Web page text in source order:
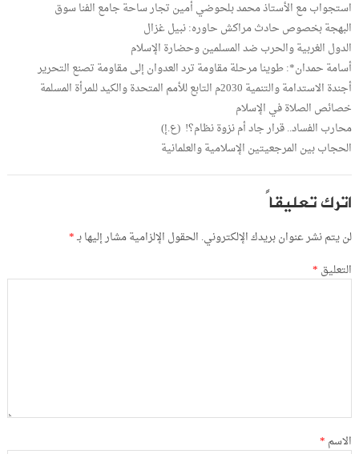
استجواب مع الأستاذ محمد بلحوضي أمين تجار ساحة جامع الفنا سوق
البهجة بخصوص حادث مراكش حاوره: نبيل غزال
الدول الغربية والحرب ضد المسلمين وحضارة الإسلام
أسامة حمدان*: طوينا مرحلة مقاومة ترد العدوان إلى مقاومة تصنع التحرير
أجندة الاستدامة والتنمية 2030م التابع للأمم المتحدة والكيد للمرأة المسلمة
خصائص الصلاة في الإسلام
محارب الفساد.. قرار جاد أم نزوة نظام؟! (ع.إ)
الحجاب بين المرجعيتين الإسلامية والعلمانية
اترك تعليقاً
لن يتم نشر عنوان بريدك الإلكتروني. الحقول الإلزامية مشار إليها بـ*
التعليق *
الاسم *